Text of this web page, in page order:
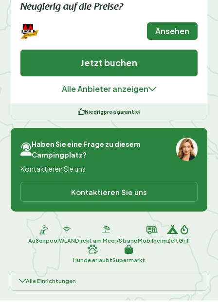
Neugierig auf die Preise?
Ansehen
Jetzt buchen
Alle Anbieter anzeigen
Niedrigpreisgarantie!
Haben Sie eine Frage zu diesem
Campingplatz?
Kontaktieren Sie uns
Kontaktieren Sie uns
AußenpoolWLANDirekt am Meer/StrandMobilheimZeltGrill
Hunde erlaubtSupermarkt
Alle Einrichtungen